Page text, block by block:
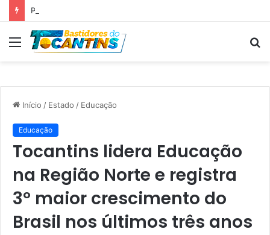
Menu
Início / Estado / Educação
Educação
Tocantins lidera Educação
na Região Norte e registra
3º maior crescimento do
Brasil nos últimos três anos